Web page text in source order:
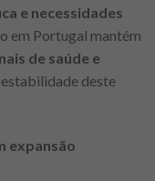
e necessidades
em Portugal mantém
de saúde e
deste
expansão